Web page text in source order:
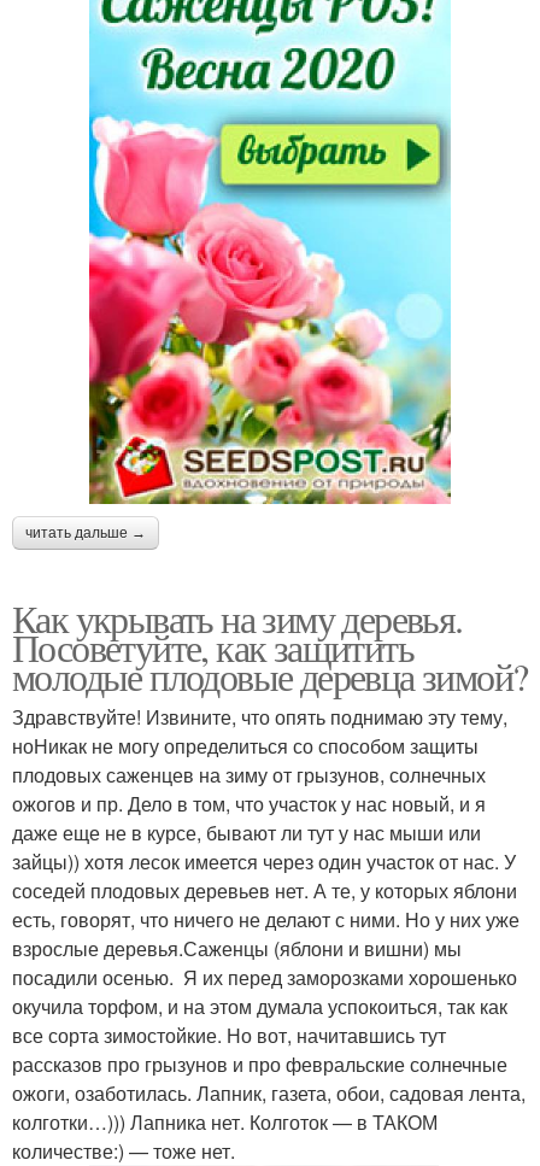
читать дальше →
Как укрывать на зиму деревья.
Посоветуйте, как защитить
молодые плодовые деревца зимой?
Здравствуйте! Извините, что опять поднимаю эту тему,
ноНикак не могу определиться со способом защиты
плодовых саженцев на зиму от грызунов, солнечных
ожогов и пр. Дело в том, что участок у нас новый, и я
даже еще не в курсе, бывают ли тут у нас мыши или
зайцы)) хотя лесок имеется через один участок от нас. У
соседей плодовых деревьев нет. А те, у которых яблони
есть, говорят, что ничего не делают с ними. Но у них уже
взрослые деревья.Саженцы (яблони и вишни) мы
посадили осенью. Я их перед заморозками хорошенько
окучила торфом, и на этом думала успокоиться, так как
все сорта зимостойкие. Но вот, начитавшись тут
рассказов про грызунов и про февральские солнечные
ожоги, озаботилась. Лапник, газета, обои, садовая лента,
колготки…))) Лапника нет. Колготок — в ТАКОМ
количестве:) — тоже нет.